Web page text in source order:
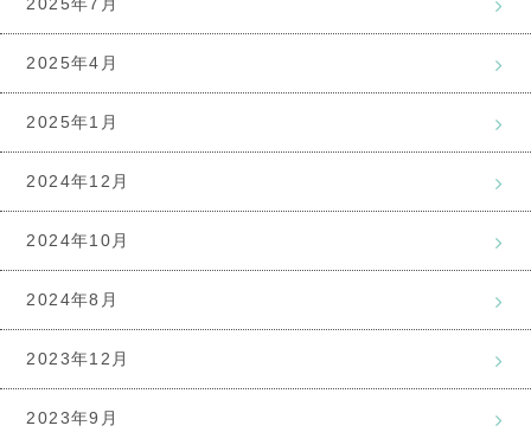
2025年7月
2025年4月
2025年1月
2024年12月
2024年10月
2024年8月
2023年12月
2023年9月